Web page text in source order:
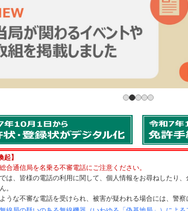
】
合通信局を名乗る不審電話にご注意ください。
は、皆様の電話の利用に関して、個人情報をお尋ねしたり
。
うな不審な電話を受けられ、被害が疑われる場合には、警察